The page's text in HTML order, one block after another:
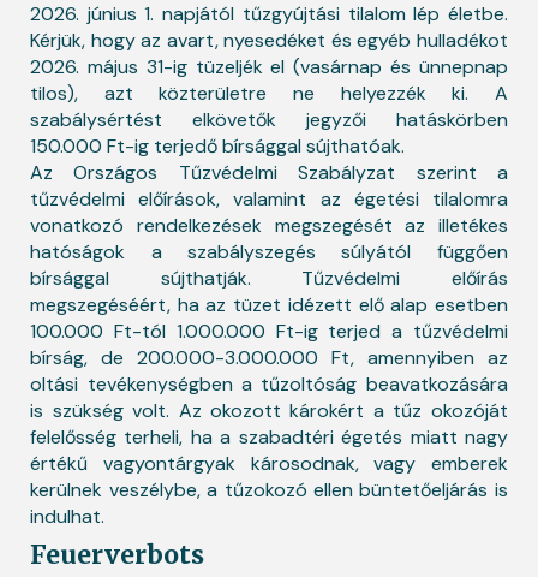
2026. június 1. napjától tűzgyújtási tilalom lép életbe.
Kérjük, hogy az avart, nyesedéket és egyéb hulladékot
2026. május 31-ig tüzeljék el (vasárnap és ünnepnap
tilos), azt közterületre ne helyezzék ki. A
szabálysértést elkövetők jegyzői hatáskörben
150.000 Ft-ig terjedő bírsággal sújthatóak.
Az Országos Tűzvédelmi Szabályzat szerint a
tűzvédelmi előírások, valamint az égetési tilalomra
vonatkozó rendelkezések megszegését az illetékes
hatóságok a szabályszegés súlyától függően
bírsággal sújthatják. Tűzvédelmi előírás
megszegéséért, ha az tüzet idézett elő alap esetben
100.000 Ft-tól 1.000.000 Ft-ig terjed a tűzvédelmi
bírság, de 200.000-3.000.000 Ft, amennyiben az
oltási tevékenységben a tűzoltóság beavatkozására
is szükség volt. Az okozott károkért a tűz okozóját
felelősség terheli, ha a szabadtéri égetés miatt nagy
értékű vagyontárgyak károsodnak, vagy emberek
kerülnek veszélybe, a tűzokozó ellen büntetőeljárás is
indulhat.
Feuerverbots